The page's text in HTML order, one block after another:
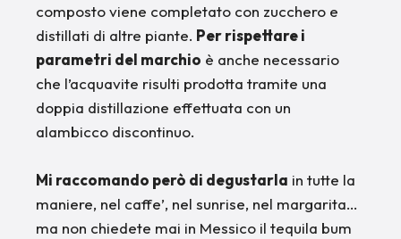
composto viene completato con zucchero e
distillati di altre piante. Per rispettare i
parametri del marchio è anche necessario
che l’acquavite risulti prodotta tramite una
doppia distillazione effettuata con un
alambicco discontinuo.
Mi raccomando però di degustarla in tutte la
maniere, nel caffe’, nel sunrise, nel margarita…
ma non chiedete mai in Messico il tequila bum